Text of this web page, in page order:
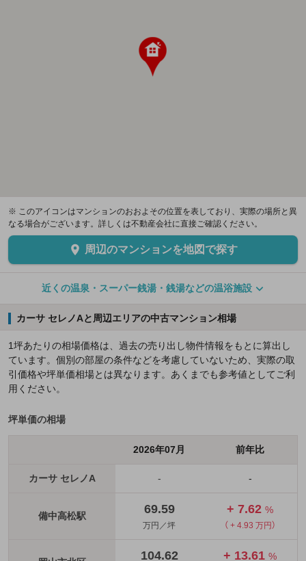
※ このアイコンはマンションのおおよその位置を表しており、実際の場所と異
なる場合がございます。詳しくは不動産会社に直接ご確認ください。
周辺のマンションを地図で探す
近くの温泉・スーパー銭湯・銭湯などの温浴施設
カーサ セレノAと周辺エリアの中古マンション相場
1坪あたりの相場価格は、過去の売り出し物件情報をもとに算出し
ています。個別の部屋の条件などを考慮していないため、実際の取
引価格や坪単価相場とは異なります。あくまでも参考値としてご利
用ください。
坪単価の相場
2026年07月 前年比
カーサ セレノA - -
備中高松駅 69.59
万円／坪
+ 7.62 %
（ + 4.93 万円）
104.62 + 13.61 %